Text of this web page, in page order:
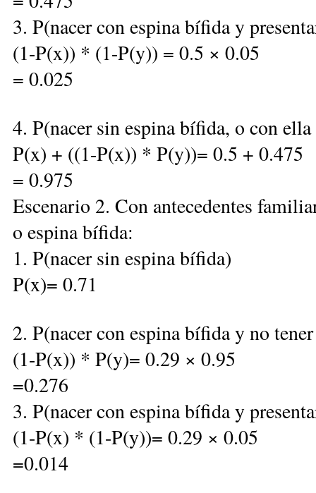
3. P(nacer con espina bífida y
(1-P(x)) * (1-P(y)) = 0.5 × 0.05
= 0.025
4. P(nacer sin espina bífida, o con
P(x) + ((1-P(x)) * P(y))= 0.5 + 0.475
= 0.975
Escenario 2. Con antecedentes
o espina bífida:
1. P(nacer sin espina bífida)
P(x)= 0.71
2. P(nacer con espina bífida y no
(1-P(x)) * P(y)= 0.29 × 0.95
=0.276
3. P(nacer con espina bífida y
(1-P(x) * (1-P(y))= 0.29 × 0.05
=0.014